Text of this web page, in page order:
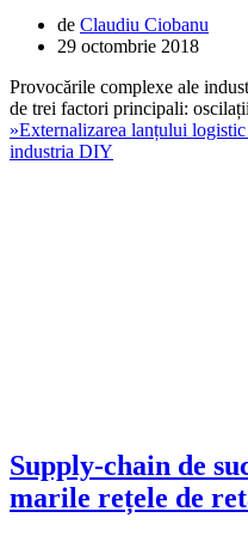
de Claudiu Ciobanu
29 octombrie 2018
Provocările complexe ale
de trei factori principali:
»Externalizarea lanțului
industria DIY
Supply-chain de
marile rețele de